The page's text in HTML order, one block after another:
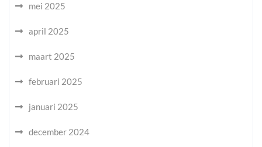
mei 2025
april 2025
maart 2025
februari 2025
januari 2025
december 2024